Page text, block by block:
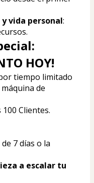
vida personal:
HOY!
tiempo limitado
de
Clientes.
de 7 días o la
a escalar tu